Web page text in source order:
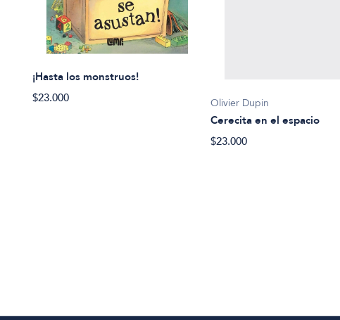
¡Hasta los monstruos!
$23.000
Olivier Dupin
Cerecita en el espacio
$23.000